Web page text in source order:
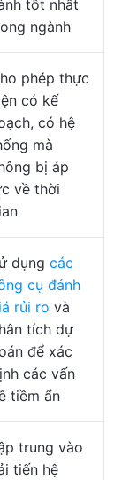
tốt nhất
ngành
phép thực
có kế
có hệ
mà
bị áp
về thời
dụng các
cụ đánh
rủi ro và
tích dự
để xác
các vấn
tiềm ẩn
trung vào
tiến hệ